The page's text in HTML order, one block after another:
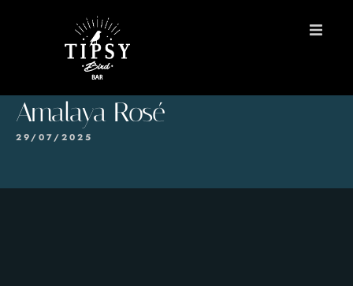
Amalaya Rosé
29/07/2025